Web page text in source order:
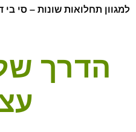
למגוון תחלואות שונות – סי בי
הדרך